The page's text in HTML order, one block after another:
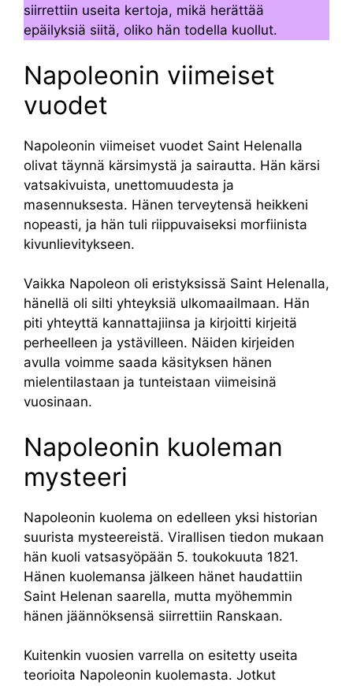
siirrettiin useita kertoja, mikä herättää
epäilyksiä siitä, oliko hän todella kuollut.
Napoleonin viimeiset
vuodet
Napoleonin viimeiset vuodet Saint Helenalla
olivat täynnä kärsimystä ja sairautta. Hän kärsi
vatsakivuista, unettomuudesta ja
masennuksesta. Hänen terveytensä heikkeni
nopeasti, ja hän tuli riippuvaiseksi morfiinista
kivunlievitykseen.
Vaikka Napoleon oli eristyksissä Saint Helenalla,
hänellä oli silti yhteyksiä ulkomaailmaan. Hän
piti yhteyttä kannattajiinsa ja kirjoitti kirjeitä
perheelleen ja ystävilleen. Näiden kirjeiden
avulla voimme saada käsityksen hänen
mielentilastaan ​​ja tunteistaan ​​viimeisinä
vuosinaan.
Napoleonin kuoleman
mysteeri
Napoleonin kuolema on edelleen yksi historian
suurista mysteereistä. Virallisen tiedon mukaan
hän kuoli vatsasyöpään 5. toukokuuta 1821.
Hänen kuolemansa jälkeen hänet haudattiin
Saint Helenan saarella, mutta myöhemmin
hänen jäännöksensä siirrettiin Ranskaan.
Kuitenkin vuosien varrella on esitetty useita
teorioita Napoleonin kuolemasta. Jotkut